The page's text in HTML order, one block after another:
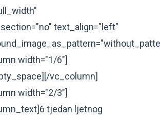
text_align="left"
width="1/6"]
vc_column]
width="2/3"]
tjedan ljetnog